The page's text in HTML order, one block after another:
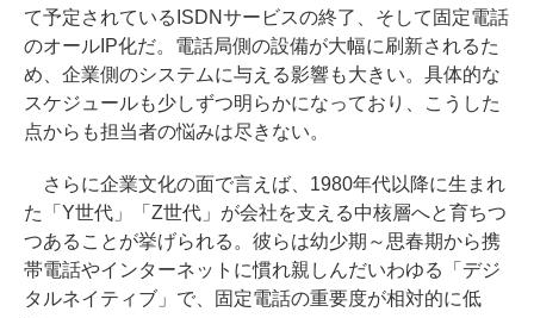
て予定されているISDNサービスの終了、そして固定電話
のオールIP化だ。電話局側の設備が大幅に刷新されるた
め、企業側のシステムに与える影響も大きい。具体的な
スケジュールも少しずつ明らかになっており、こうした
点からも担当者の悩みは尽きない。
さらに企業文化の面で言えば、1980年代以降に生まれ
た「Y世代」「Z世代」が会社を支える中核層へと育ちつ
つあることが挙げられる。彼らは幼少期～思春期から携
帯電話やインターネットに慣れ親しんだいわゆる「デジ
タルネイティブ」で、固定電話の重要度が相対的に低